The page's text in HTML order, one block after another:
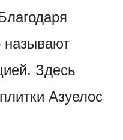
называют
Здесь
Азуелос